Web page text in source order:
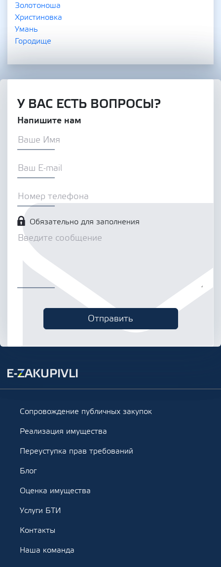
Золотоноша
Христиновка
Умань
Городище
У ВАС ЕСТЬ ВОПРОСЫ?
Напишите нам
Обязательно для заполнения
Сопровождение публичных закупок
Реализация имущества
Переуступка прав требований
Блог
Оценка имущества
Услуги БТИ
Контакты
Наша команда